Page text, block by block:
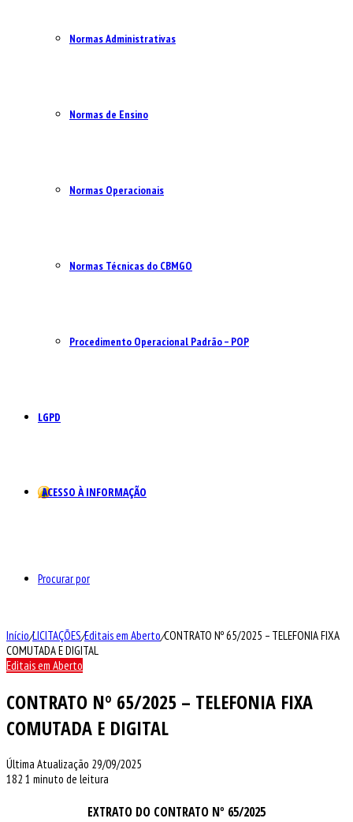
Normas Administrativas
Normas de Ensino
Normas Operacionais
Normas Técnicas do CBMGO
Procedimento Operacional Padrão – POP
LGPD
ACESSO À INFORMAÇÃO
Procurar por
Início/LICITAÇÕES/Editais em Aberto/CONTRATO Nº 65/2025 – TELEFONIA FIXA
COMUTADA E DIGITAL
Editais em Aberto
CONTRATO Nº 65/2025 – TELEFONIA FIXA
COMUTADA E DIGITAL
Última Atualização 29/09/2025
182 1 minuto de leitura
EXTRATO DO CONTRATO Nº 65/2025